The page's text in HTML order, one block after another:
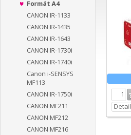
Detail
Formát A4
CANON IR-1133
CANON IR-1435
CANON IR-1643
CANON IR-1730i
CANON IR-1740i
Canon i-SENSYS
MF113
CANON IR-1750i
CANON MF211
CANON MF212
CANON MF216